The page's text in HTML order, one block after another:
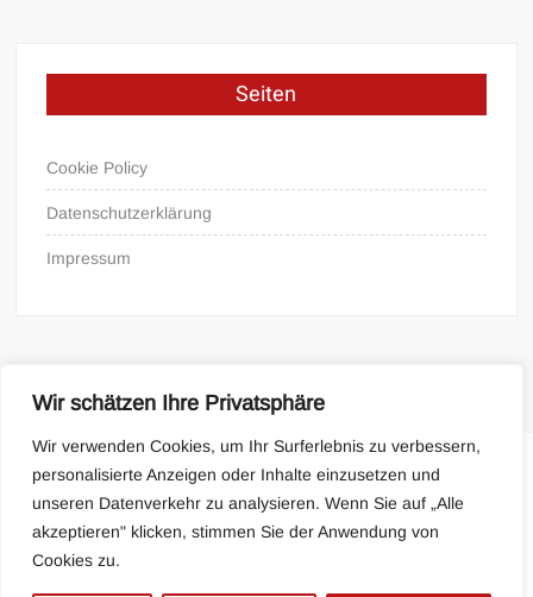
Wir schätzen Ihre Privatsphäre
Wir verwenden Cookies, um Ihr Surferlebnis zu verbessern,
personalisierte Anzeigen oder Inhalte einzusetzen und
unseren Datenverkehr zu analysieren. Wenn Sie auf „Alle
akzeptieren" klicken, stimmen Sie der Anwendung von
Cookies zu.
Seiten
Cookie Policy
Datenschutzerklärung
Impressum
Cookie Policy Impressum